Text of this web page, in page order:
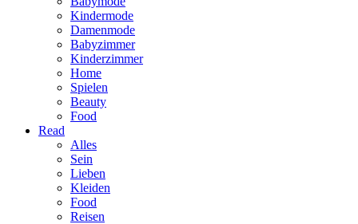
Kindermode
Damenmode
Babyzimmer
Kinderzimmer
Home
Spielen
Beauty
Food
Read
Alles
Sein
Lieben
Kleiden
Food
Reisen